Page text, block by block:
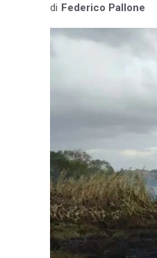
di Federico Pallone